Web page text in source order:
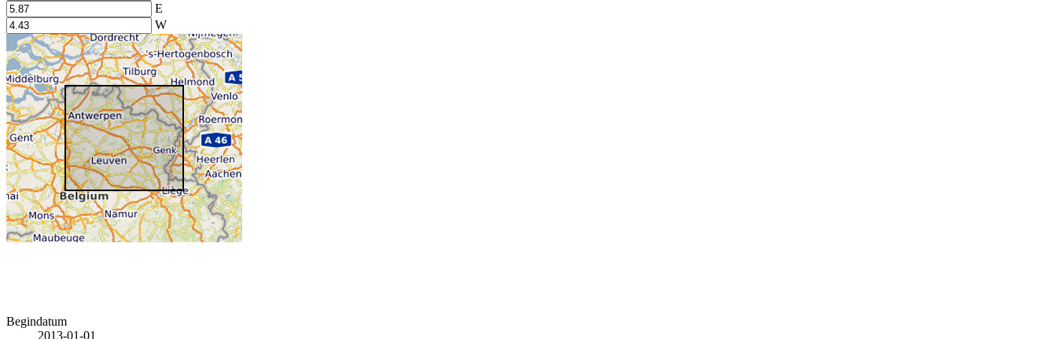
E
W
Begindatum
2013-01-01